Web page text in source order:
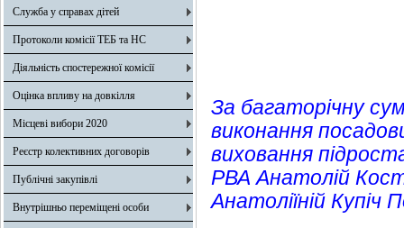
Служба у справах дітей
Протоколи комісії ТЕБ та НС
Діяльність спостережної комісії
Оцінка впливу на довкілля
Місцеві вибори 2020
Реєстр колективних договорів
Публічні закупівлі
Внутрішньо переміщені особи
За багаторічну
виконання
виховання
РВА Анатолій
Анатоліїній Купіч